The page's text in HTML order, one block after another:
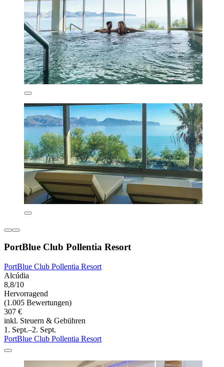
PortBlue Club Pollentia Resort
PortBlue Club Pollentia Resort
Alcúdia
8,8/10
Hervorragend
(1.005 Bewertungen)
307 €
inkl. Steuern & Gebühren
1. Sept.–2. Sept.
PortBlue Club Pollentia Resort